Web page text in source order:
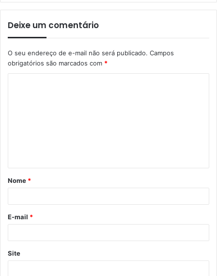
Deixe um comentário
O seu endereço de e-mail não será publicado. Campos
obrigatórios são marcados com *
Nome *
E-mail *
Site